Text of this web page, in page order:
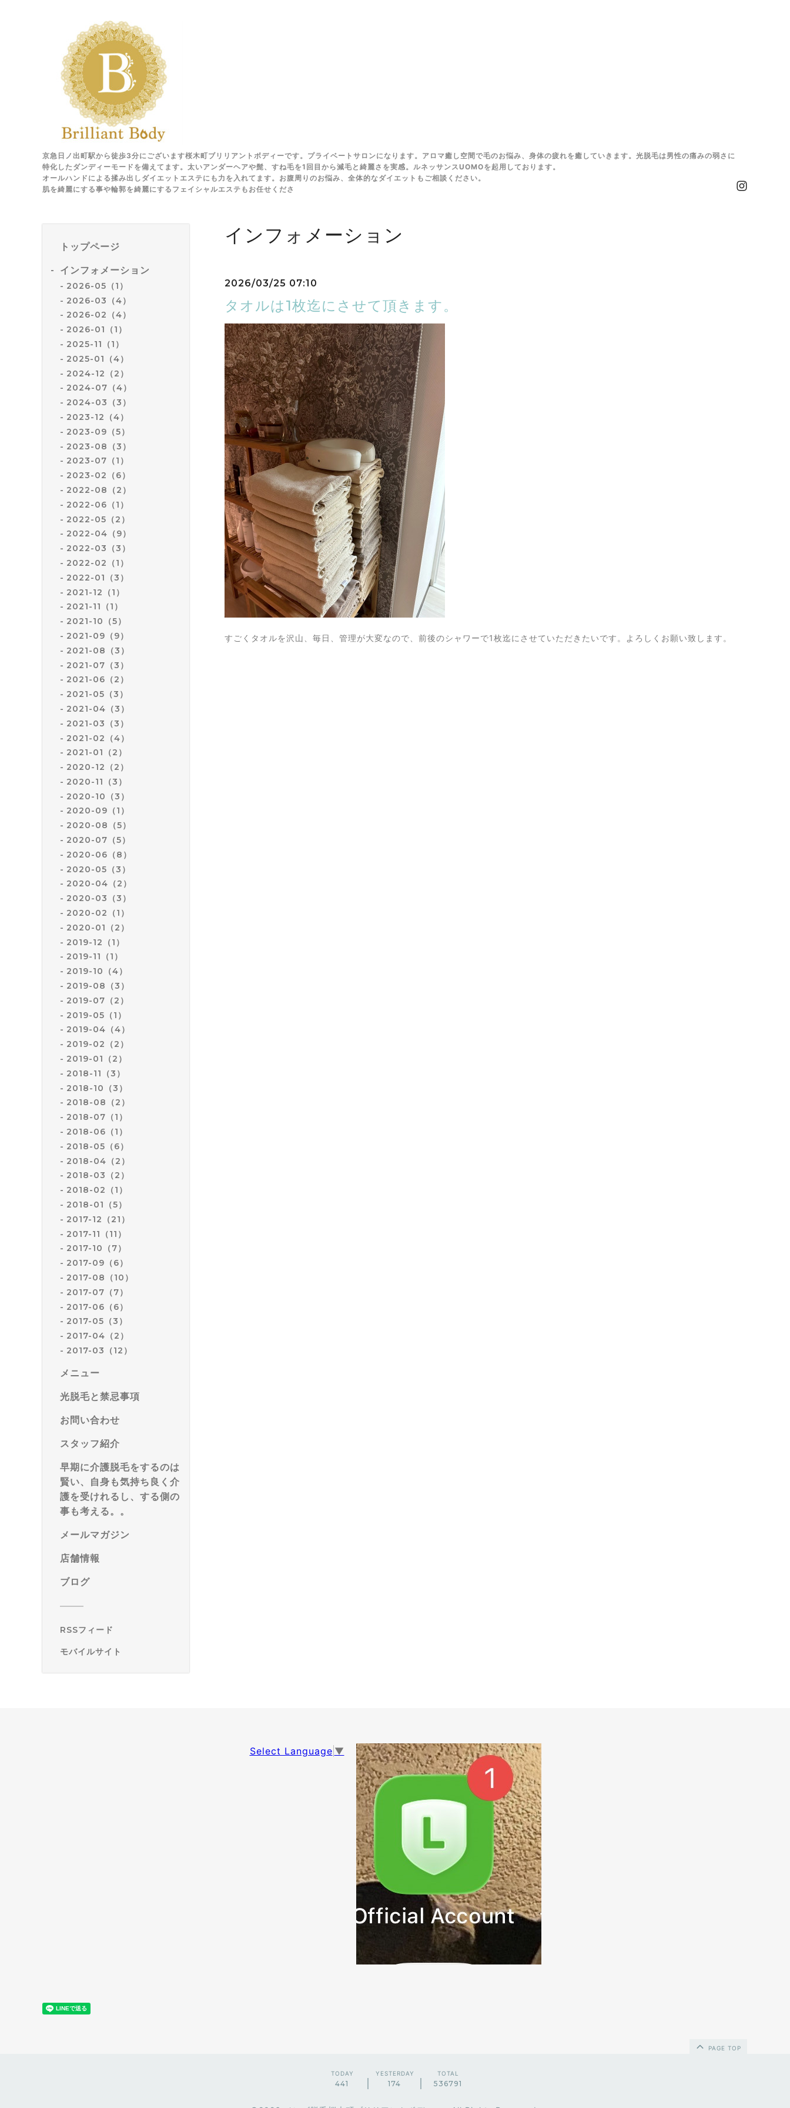
京急日ノ出町駅から徒歩3分にございます桜木町ブリリアントボディーです。プライベートサロンになります。アロマ癒し空間で毛のお悩み、身体の疲れを癒していきます。光脱毛は男性の痛みの弱さに
特化したダンディーモードを備えてます。太いアンダーヘアや髭、すね毛を1回目から減毛と綺麗さを実感。ルネッサンスUOMOを起用しております。
オールハンドによる揉み出しダイエットエステにも力を入れてます。お腹周りのお悩み、全体的なダイエットもご相談ください。
肌を綺麗にする事や輪郭を綺麗にするフェイシャルエステもお任せくださ
トップページ
インフォメーション
2026-05（1）
2026-03（4）
2026-02（4）
2026-01（1）
2025-11（1）
2025-01（4）
2024-12（2）
2024-07（4）
2024-03（3）
2023-12（4）
2023-09（5）
2023-08（3）
2023-07（1）
2023-02（6）
2022-08（2）
2022-06（1）
2022-05（2）
2022-04（9）
2022-03（3）
2022-02（1）
2022-01（3）
2021-12（1）
2021-11（1）
2021-10（5）
2021-09（9）
2021-08（3）
2021-07（3）
2021-06（2）
2021-05（3）
2021-04（3）
2021-03（3）
2021-02（4）
2021-01（2）
2020-12（2）
2020-11（3）
2020-10（3）
2020-09（1）
2020-08（5）
2020-07（5）
2020-06（8）
2020-05（3）
2020-04（2）
2020-03（3）
2020-02（1）
2020-01（2）
2019-12（1）
2019-11（1）
2019-10（4）
2019-08（3）
2019-07（2）
2019-05（1）
2019-04（4）
2019-02（2）
2019-01（2）
2018-11（3）
2018-10（3）
2018-08（2）
2018-07（1）
2018-06（1）
2018-05（6）
2018-04（2）
2018-03（2）
2018-02（1）
2018-01（5）
2017-12（21）
2017-11（11）
2017-10（7）
2017-09（6）
2017-08（10）
2017-07（7）
2017-06（6）
2017-05（3）
2017-04（2）
2017-03（12）
メニュー
光脱毛と禁忌事項
お問い合わせ
スタッフ紹介
早期に介護脱毛をするのは
賢い、自身も気持ち良く介
護を受けれるし、する側の
事も考える。。
メールマガジン
店舗情報
ブログ
RSSフィード
モバイルサイト
インフォメーション
2026/03/25 07:10
タオルは1枚迄にさせて頂きます。
すごくタオルを沢山、毎日、管理が大変なので、前後のシャワーで1枚迄にさせていただきたいです。よろしくお願い致します。
Select Language ▼
PAGE TOP
TODAY
441
YESTERDAY
174
TOTAL
536791